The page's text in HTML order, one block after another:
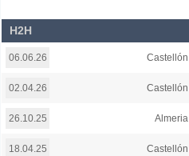
H2H
06.06.26 Castellón
02.04.26 Castellón
26.10.25 Almeria
18.04.25 Castellón